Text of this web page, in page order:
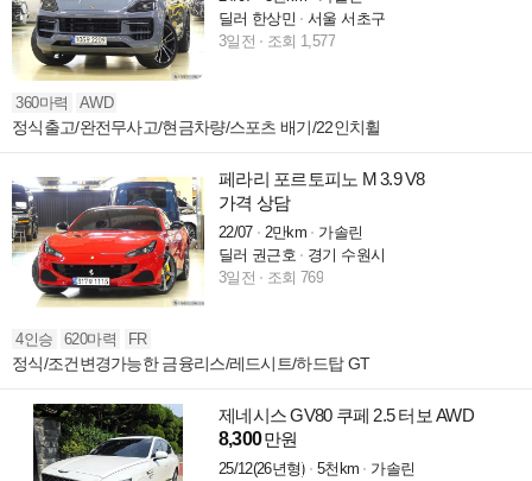
딜러 한상민
서울 서초구
3일전
조회 1,577
360마력 AWD
정식출고/완전무사고/현금차량/스포츠 배기/22인치휠
페라리 포르토피노 M 3.9 V8
가격 상담
22/07 2만km
가솔린
딜러 권근호
경기 수원시
3일전
조회 769
4인승 620마력 FR
정식/조건변경가능한 금융리스/레드시트/하드탑 GT
제네시스 GV80 쿠페 2.5 터보 AWD
8,300만원
25/12(26년형) 5천km
가솔린